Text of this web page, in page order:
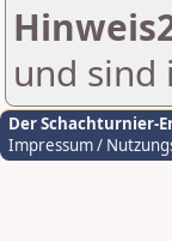
und sind
Der Schachturnier-
Impressum /